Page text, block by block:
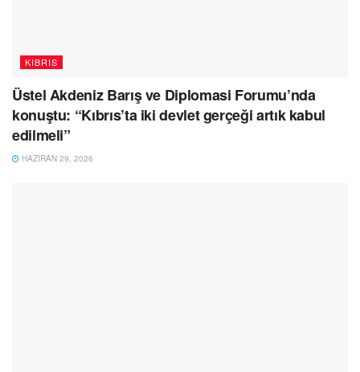
KIBRIS
Üstel Akdeniz Barış ve Diplomasi Forumu’nda
konuştu: “Kıbrıs’ta iki devlet gerçeği artık kabul
edilmeli”
HAZIRAN 29, 2026